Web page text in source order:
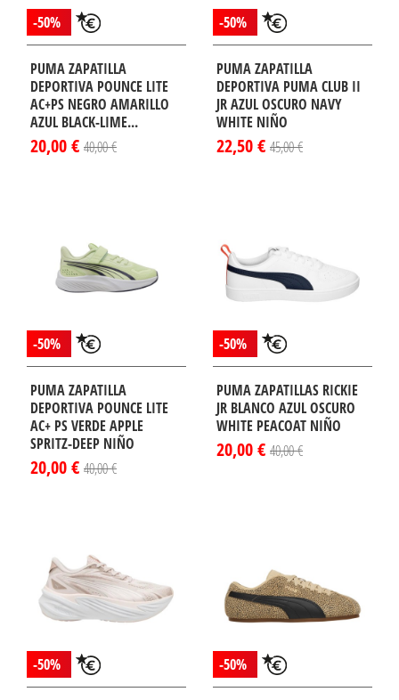
-50%
PUMA ZAPATILLA
DEPORTIVA POUNCE LITE
AC+PS NEGRO AMARILLO
AZUL BLACK-LIME...
20,00 € 40,00 €
-50%
PUMA ZAPATILLA
DEPORTIVA PUMA CLUB II
JR AZUL OSCURO NAVY
WHITE NIÑO
22,50 € 45,00 €
-50%
PUMA ZAPATILLA
DEPORTIVA POUNCE LITE
AC+ PS VERDE APPLE
SPRITZ-DEEP NIÑO
20,00 € 40,00 €
-50%
PUMA ZAPATILLAS RICKIE
JR BLANCO AZUL OSCURO
WHITE PEACOAT NIÑO
20,00 € 40,00 €
-50% -50%